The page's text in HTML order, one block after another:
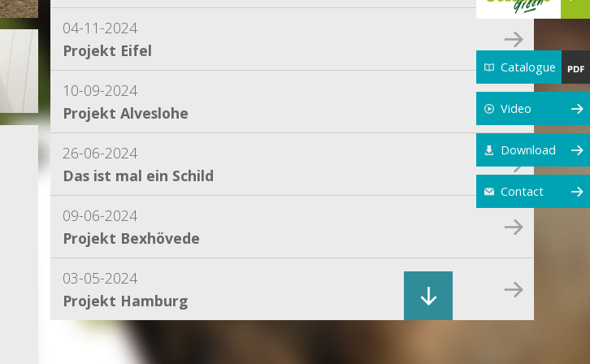
04-11-2024
Projekt Eifel
10-09-2024
Projekt Alveslohe
26-06-2024
Das ist mal ein Schild
09-06-2024
Projekt Bexhövede
03-05-2024
Projekt Hamburg
15-04-2024
Catalogue
Video
Download
Contact